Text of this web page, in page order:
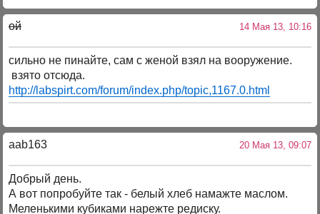
ой 14 Мая 13, 10:16
сильно не пинайте, сам с женой взял на вооружение.
взято отсюда.
http://labspirt.com/forum/index.php/topic,1167.0.html
aab163 20 Мая 13, 09:07
Добрый день.
А вот попробуйте так - белый хлеб намажте маслом.
Меленькими кубиками нарежте редиску.